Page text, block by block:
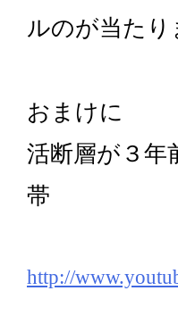
ルのが当た
おまけに
活断層が３
帯
http://